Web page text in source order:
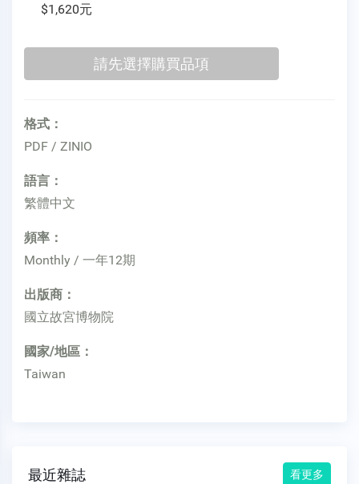
$1,620元
格式：
PDF / ZINIO
語言：
繁體中文
頻率：
Monthly / 一年12期
出版商：
國立故宮博物院
國家/地區：
Taiwan
最近雜誌 看更多